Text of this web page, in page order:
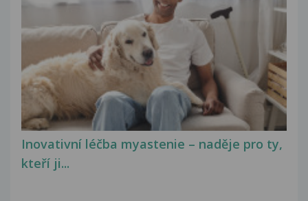
Inovativní léčba myastenie – naděje pro ty,
kteří ji...